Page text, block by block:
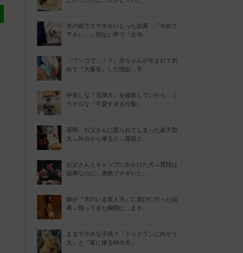
犬の前でスマホをいじった結果…『やめて
下さい…』切ない声で『文句…
『ワンコで…！？』赤ちゃんが生まれて初
めて『大爆笑』した理由…平…
仲良しな『兄弟犬』を撮影していたら…ミ
ラクルな『可愛すぎる行動』…
昼間、お父さんに怒られてしまった超大型
犬→外出から帰ると…普段と…
お父さんとキャンプに出かけた犬→普段は
温厚なのに…突然ブチギレた…
娘が『犬のいる友人宅』に遊びに行った結
果→帰ってきた瞬間に…まさ…
まるで小さな子供？『ドッグランに向かう
犬』と『家に帰る時の犬』…